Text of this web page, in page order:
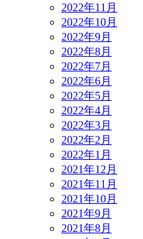
2022年11月
2022年10月
2022年9月
2022年8月
2022年7月
2022年6月
2022年5月
2022年4月
2022年3月
2022年2月
2022年1月
2021年12月
2021年11月
2021年10月
2021年9月
2021年8月